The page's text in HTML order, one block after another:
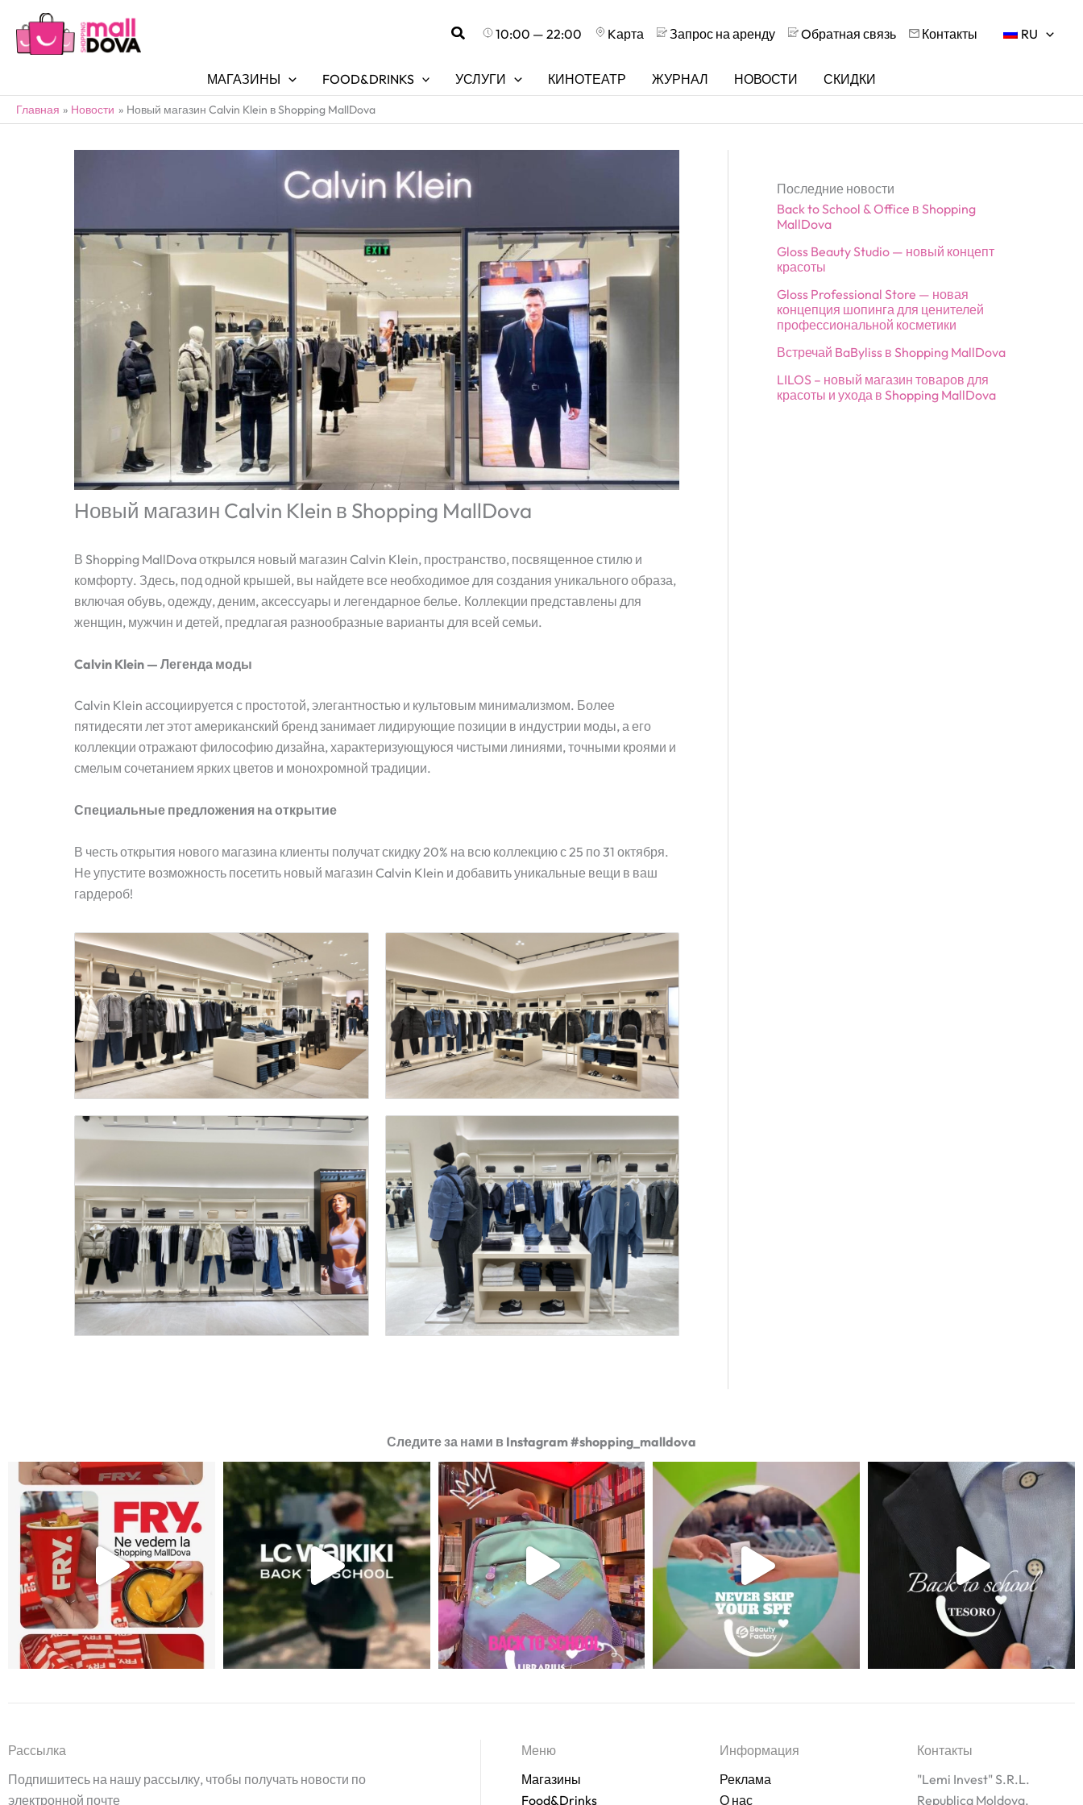
Поиск 10:00 — 22:00 Kарта Запрос на аренду Oбратная связь Контакты RU
МАГАЗИНЫ FOOD&DRINKS УСЛУГИ КИНОТЕАТР ЖУРНАЛ НОВОСТИ СКИДКИ
Главная Новости Новый магазин Calvin Klein в Shopping MallDova
Новый магазин Calvin Klein в Shopping MallDova
В Shopping MallDova открылся новый магазин Calvin Klein, пространство, посвященное стилю и
комфорту. Здесь, под одной крышей, вы найдете все необходимое для создания уникального образа,
включая обувь, одежду, деним, аксессуары и легендарное белье. Коллекции представлены для
женщин, мужчин и детей, предлагая разнообразные варианты для всей семьи.
Calvin Klein — Легенда моды
Calvin Klein ассоциируется с простотой, элегантностью и культовым минимализмом. Более
пятидесяти лет этот американский бренд занимает лидирующие позиции в индустрии моды, а его
коллекции отражают философию дизайна, характеризующуюся чистыми линиями, точными кроями и
смелым сочетанием ярких цветов и монохромной традиции.
Специальные предложения на открытие
В честь открытия нового магазина клиенты получат скидку 20% на всю коллекцию с 25 по 31 октября.
Не упустите возможность посетить новый магазин Calvin Klein и добавить уникальные вещи в ваш
гардероб!
Последние новости
Back to School & Office в Shopping
MallDova
Gloss Beauty Studio — новый концепт
красоты
Gloss Professional Store — новая
концепция шопинга для ценителей
профессиональной косметики
Встречай BaByliss в Shopping MallDova
LILOS – новый магазин товаров для
красоты и ухода в Shopping MallDova
Следите за нами в Instagram #shopping_malldova
Рассылка
Подпишитесь на нашу рассылку, чтобы получать новости по
электронной почте
Меню
Магазины
Food&Drinks
Информация
Реклама
О нас
Контакты
"Lemi Invest" S.R.L.
Republica Moldova,